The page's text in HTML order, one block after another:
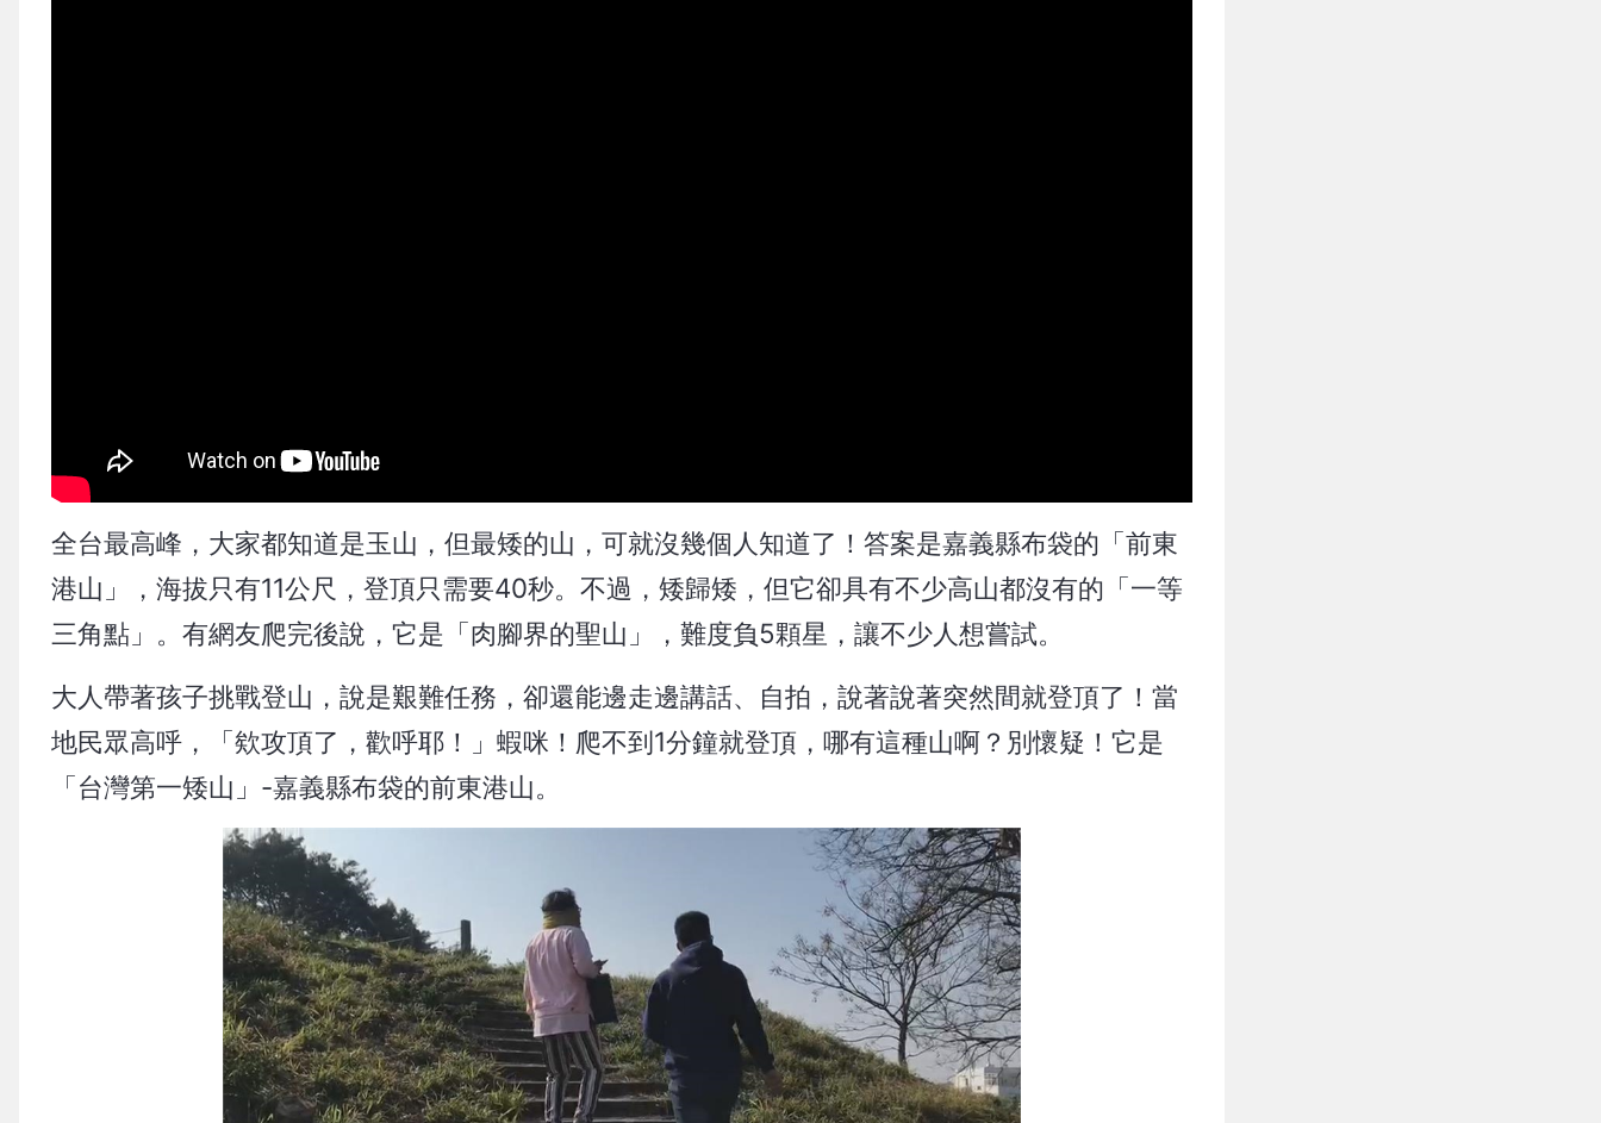
全台最高峰，大家都知道是玉山，但最矮的山，可就沒幾個人知道了！答案是嘉義縣布袋的「前東
港山」，海拔只有11公尺，登頂只需要40秒。不過，矮歸矮，但它卻具有不少高山都沒有的「一等
三角點」。有網友爬完後說，它是「肉腳界的聖山」，難度負5顆星，讓不少人想嘗試。
大人帶著孩子挑戰登山，說是艱難任務，卻還能邊走邊講話、自拍，說著說著突然間就登頂了！當
地民眾高呼，「欸攻頂了，歡呼耶！」蝦咪！爬不到1分鐘就登頂，哪有這種山啊？別懷疑！它是
「台灣第一矮山」-嘉義縣布袋的前東港山。